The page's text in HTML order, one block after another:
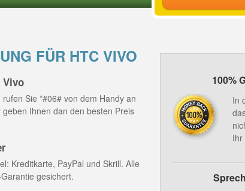
FÜR HTC VIVO
Vivo
Sie *#06# von dem Handy an
Ihnen dan den besten Preis
Kreditkarte, PayPal und Skrill. Alle
gesichert.
100%
In
Ihr